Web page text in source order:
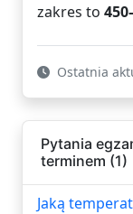
zakres to
Ostatnia
Pytania
terminem (1)
Jaką